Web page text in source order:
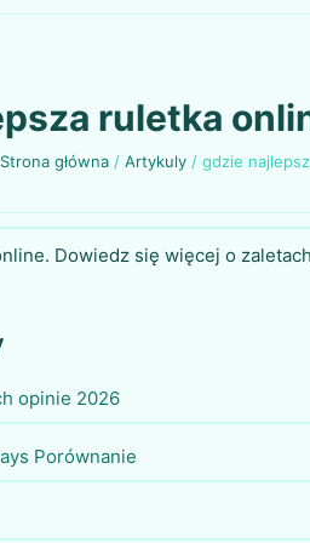
ruletka
główna /Artykuly /gdzie
Dowiedz się więcej o
opinie 2026
Porównanie